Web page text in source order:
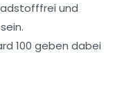
und
100 geben dabei